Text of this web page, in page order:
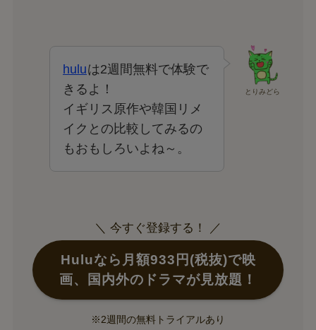
とりみどら
huluは2週間無料で体験で
きるよ！
イギリス原作や韓国リメ
イクとの比較してみるの
もおもしろいよね～。
＼ 今すぐ登録する！ ／
Huluなら月額933円(税抜)で映
画、国内外のドラマが見放題！
※2週間の無料トライアルあり